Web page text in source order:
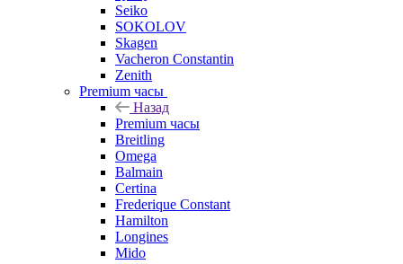
Seiko
SOKOLOV
Skagen
Vacheron Constantin
Zenith
Premium часы
Назад
Premium часы
Breitling
Omega
Balmain
Certina
Frederique Constant
Hamilton
Longines
Mido